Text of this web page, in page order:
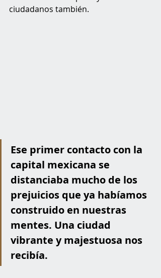
ciudadanos también.
Ese primer contacto con la
capital mexicana se
distanciaba mucho de los
prejuicios que ya habíamos
construido en nuestras
mentes. Una ciudad
vibrante y majestuosa nos
recibía.